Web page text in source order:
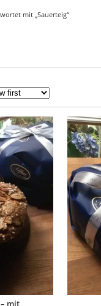
mit „Sauerteig“
– mit